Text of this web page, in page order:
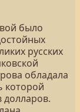
было
русских
обладала
которой
долларов.